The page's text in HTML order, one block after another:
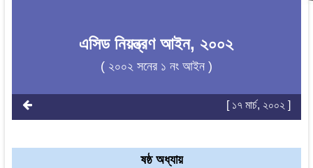
এসিড নিয়ন্ত্রণ আইন, ২০০২
( ২০০২ সনের ১ নং আইন )
[ ১৭ মার্চ, ২০০২ ]
ষষ্ঠ অধ্যায়